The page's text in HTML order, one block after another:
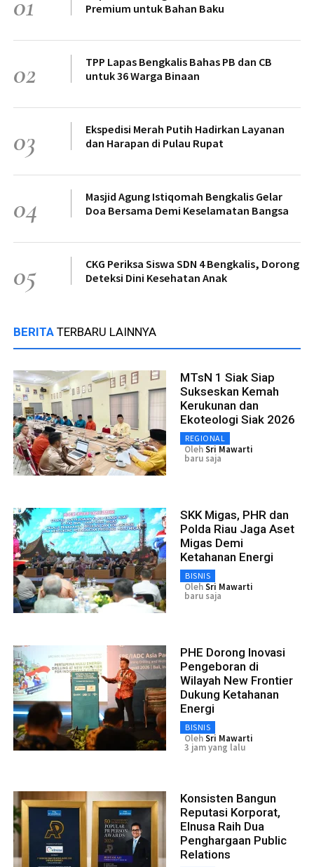
Premium untuk Bahan Baku
02
TPP Lapas Bengkalis Bahas PB dan CB
untuk 36 Warga Binaan
03
Ekspedisi Merah Putih Hadirkan Layanan
dan Harapan di Pulau Rupat
04
Masjid Agung Istiqomah Bengkalis Gelar
Doa Bersama Demi Keselamatan Bangsa
05
CKG Periksa Siswa SDN 4 Bengkalis, Dorong
Deteksi Dini Kesehatan Anak
BERITA TERBARU LAINNYA
MTsN 1 Siak Siap
Sukseskan Kemah
Kerukunan dan
Ekoteologi Siak 2026
REGIONAL
OlehSri Mawarti
baru saja
SKK Migas, PHR dan
Polda Riau Jaga Aset
Migas Demi
Ketahanan Energi
BISNIS
OlehSri Mawarti
baru saja
PHE Dorong Inovasi
Pengeboran di
Wilayah New Frontier
Dukung Ketahanan
Energi
BISNIS
OlehSri Mawarti
3 jam yang lalu
Konsisten Bangun
Reputasi Korporat,
Elnusa Raih Dua
Penghargaan Public
Relations